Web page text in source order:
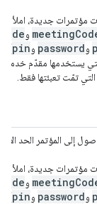
مؤتمرات جديدة، املأ
و
وpassword وpin
}
يستخدمها مقدّم خدمة
تمّت تعبئتها فقط.
مؤتمرات جديدة، املأ
و
وpassword وpin
}